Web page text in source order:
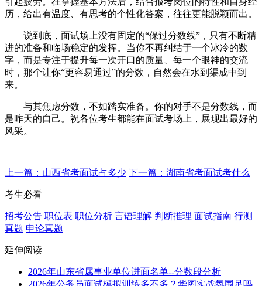
历，给出有温度、有思考的个性化答案，往往更能脱颖而出。
说到底，面试场上没有固定的“保过分数线”，只有不断精
进的准备和临场稳定的发挥。当你不再纠结于一个冰冷的数
字，而是专注于提升每一次开口的质量、每一个眼神的交流
时，那个让你“更容易通过”的分数，自然会在水到渠成中到
来。
与其焦虑分数，不如踏实准备。你的对手不是分数线，而
是昨天的自己。祝各位考生都能在面试考场上，展现出最好的
风采。
上一篇：山西省考面试占多少 下一篇：湖南省考面试考什么
考生必看
招考公告 职位表 职位分析 言语理解 判断推理 面试指南 行测
真题 申论真题
延伸阅读
2026年山东省属事业单位进面名单--分数段分析